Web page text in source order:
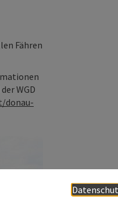
Fähren
WGD
donau-